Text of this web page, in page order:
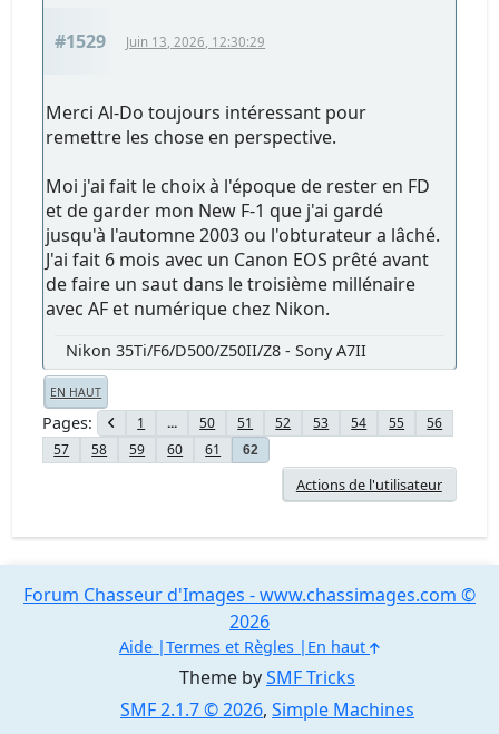
#1529 Juin 13, 2026, 12:30:29
Merci Al-Do toujours intéressant pour
remettre les chose en perspective.
Moi j'ai fait le choix à l'époque de rester en FD
et de garder mon New F-1 que j'ai gardé
jusqu'à l'automne 2003 ou l'obturateur a lâché.
J'ai fait 6 mois avec un Canon EOS prêté avant
de faire un saut dans le troisième millénaire
avec AF et numérique chez Nikon.
Nikon 35Ti/F6/D500/Z50II/Z8 - Sony A7II
EN HAUT
Pages 1 ... 50 51 52 53 54 55
56
57
58 59 60 61 62
Actions de l'utilisateur
Theme bySMF Tricks
SMF 2.1.7 © 2026, Simple Machines
Forum Chasseur d'Images - www.chassimages.com ©
2026
Aide Termes et Règles En haut